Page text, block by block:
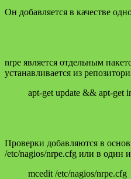
Он добавляется в качестве
nrpe является отдельным
устанавливается из
apt-get update && apt-get
Проверки добавляются в
/etc/nagios/nrpe.cfg или в один
mcedit /etc/nagios/nrpe.cfg